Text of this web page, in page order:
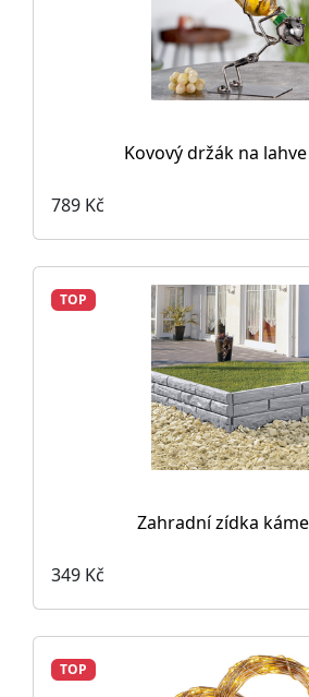
Kovový držák na
789 Kč
TOP
Zahradní zídka
349 Kč
TOP